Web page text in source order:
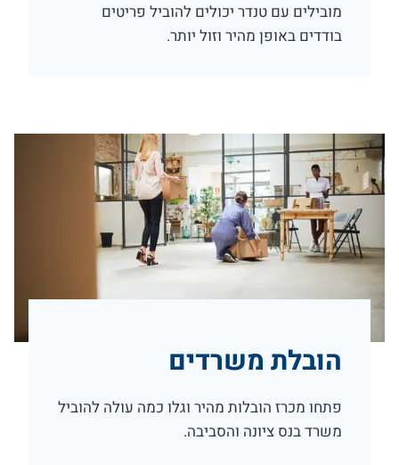
מובילים עם טנדר יכולים להוביל פריטים
בודדים באופן מהיר וזול יותר.
הובלת משרדים
פתחו מכרז הובלות מהיר וגלו כמה עולה להוביל
משרד בנס ציונה והסביבה.